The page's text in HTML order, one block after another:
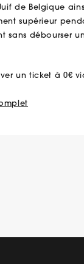
de Belgique
supérieur
sans débourser
un ticket à 0€